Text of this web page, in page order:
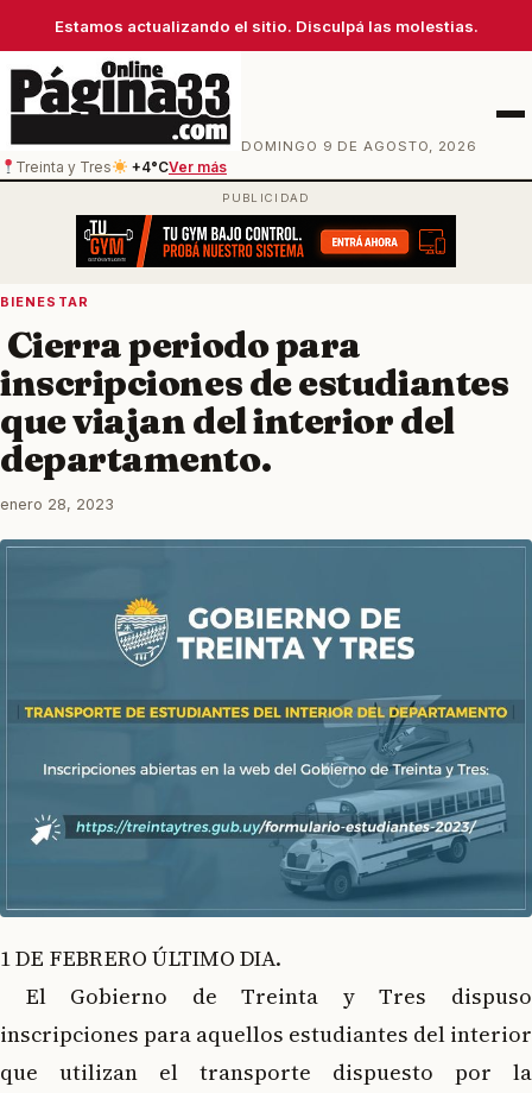
Estamos actualizando el sitio. Disculpá las molestias.
DOMINGO 9 DE AGOSTO, 2026
Treinta y Tres
+4°CVer más
Menú
BIENESTAR
Cierra periodo para
inscripciones de estudiantes
que viajan del interior del
departamento.
enero 28, 2023
1 DE FEBRERO ÚLTIMO DIA.
El Gobierno de Treinta y Tres dispuso
inscripciones para aquellos estudiantes del interior
que utilizan el transporte dispuesto por la